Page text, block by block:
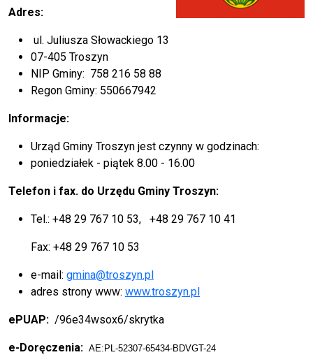
Adres:
ul. Juliusza Słowackiego 13
07-405 Troszyn
NIP Gminy: 758 216 58 88
Regon Gminy: 550667942
Informacje:
Urząd Gminy Troszyn jest czynny w godzinach:
poniedziałek - piątek 8.00 - 16.00
Telefon i fax. do Urzędu Gminy Troszyn:
Tel.: +48 29 767 10 53, +48 29 767 10 41
Fax: +48 29 767 10 53
e-mail: gmina@troszyn.pl
adres strony www: www.troszyn.pl
ePUAP: /96e34wsox6/skrytka
e-Doręczenia: AE:PL-52307-65434-BDVGT-24